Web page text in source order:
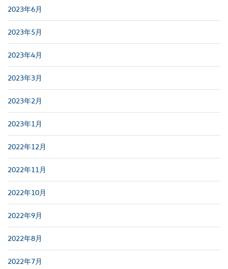
2023年6月
2023年5月
2023年4月
2023年3月
2023年2月
2023年1月
2022年12月
2022年11月
2022年10月
2022年9月
2022年8月
2022年7月